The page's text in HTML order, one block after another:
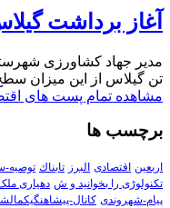
آغاز برداشت
تن گیلاس از این میزان
مشاهده تمام پست های
برچسب ها
اربعین اقتصادی البرز تابناك توصیه-
تکنولوڑی را بخوانید و ش دهیاری
پیام-شهروندی کانال-